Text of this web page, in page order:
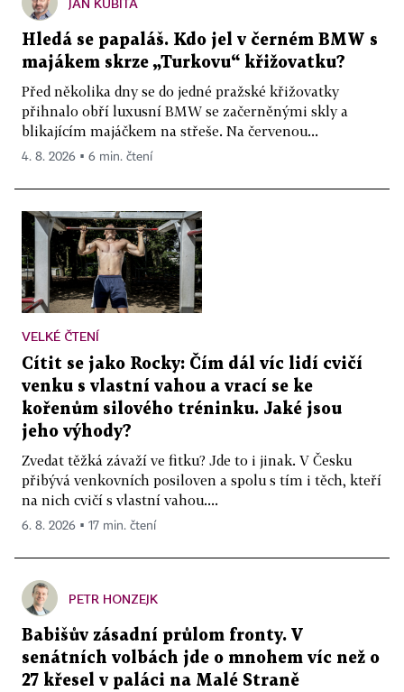
JAN KUBITA
Hledá se papaláš. Kdo jel v černém BMW s
majákem skrze „Turkovu“ křižovatku?
Před několika dny se do jedné pražské křižovatky
přihnalo obří luxusní BMW se začerněnými skly a
blikajícím majáčkem na střeše. Na červenou...
4. 8. 2026 ▪ 6 min. čtení
VELKÉ ČTENÍ
Cítit se jako Rocky: Čím dál víc lidí cvičí
venku s vlastní vahou a vrací se ke
kořenům silového tréninku. Jaké jsou
jeho výhody?
Zvedat těžká závaží ve fitku? Jde to i jinak. V Česku
přibývá venkovních posiloven a spolu s tím i těch, kteří
na nich cvičí s vlastní vahou....
6. 8. 2026 ▪ 17 min. čtení
PETR HONZEJK
Babišův zásadní průlom fronty. V
senátních volbách jde o mnohem víc než o
27 křesel v paláci na Malé Straně